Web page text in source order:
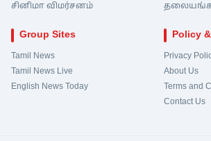
சினிமா விமர்சனம்
Group Sites
Tamil News
Tamil News Live
English News Today
Policy
Privacy
About Us
Terms and
Contact Us